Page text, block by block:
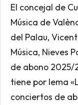
El concejal de
Música de
del Palau,
Música, Nieves
de abono 2025/
tiene por lema
conciertos de